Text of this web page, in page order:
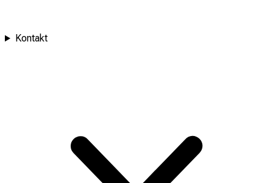
Kontakt